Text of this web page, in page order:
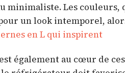
minimaliste. Les
un look intemporel,
en L qui inspirent
également au cœur de